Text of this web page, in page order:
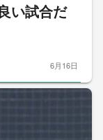
い試合だ
6月16日